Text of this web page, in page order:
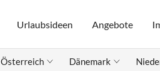
Urlaubsideen Angebote
Österreich Dänemark